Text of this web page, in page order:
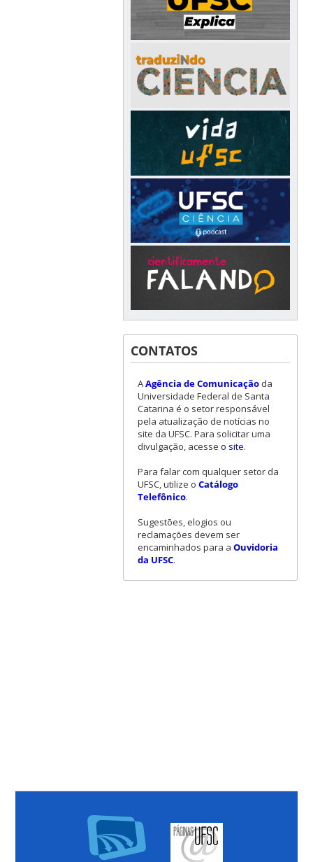
CONTATOS
AAgência de Comunicaçãoda
Universidade Federal de Santa
Catarina é o setor responsável
pela atualização de notícias no
site da UFSC. Para solicitar uma
divulgação, acesse o site.
Para falar com qualquer setor da
UFSC, utilize o Catálogo
Telefônico.
Sugestões, elogios ou
reclamações devem ser
encaminhados para a Ouvidoria
da UFSC.